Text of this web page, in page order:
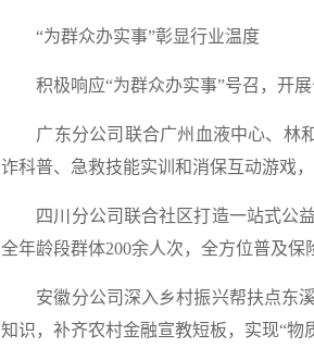
“为群众办实事”彰显行业温度
积极响应“为群众办实事”号召，开
广东分公司联合广州血液中心、林
诈科普、急救技能实训和消保互动游戏
四川分公司联合社区打造一站式公
全年龄段群体200余人次，全方位普及保
安徽分公司深入乡村振兴帮扶点东溪
知识，补齐农村金融宣教短板，实现“物